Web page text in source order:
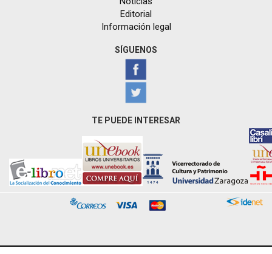
Editorial
Información legal
SÍGUENOS
TE PUEDE INTERESAR